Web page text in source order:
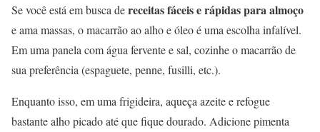
Se você está em busca dereceitas fáceis e rápidas para almoço
e ama massas, o macarrão ao alho e óleo é uma escolha infalível.
Em uma panela com água fervente e sal, cozinhe o macarrão de
sua preferência (espaguete, penne, fusilli, etc.).
Enquanto isso, em uma frigideira, aqueça azeite e refogue
bastante alho picado até que fique dourado. Adicione pimenta